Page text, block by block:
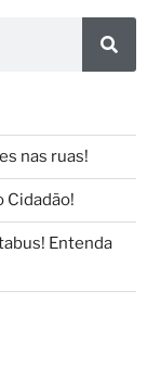
nas ruas!
Cidadão!
Entenda